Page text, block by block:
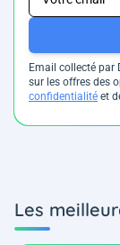
Email collecté par
sur les offres des
confidentialité et
Les